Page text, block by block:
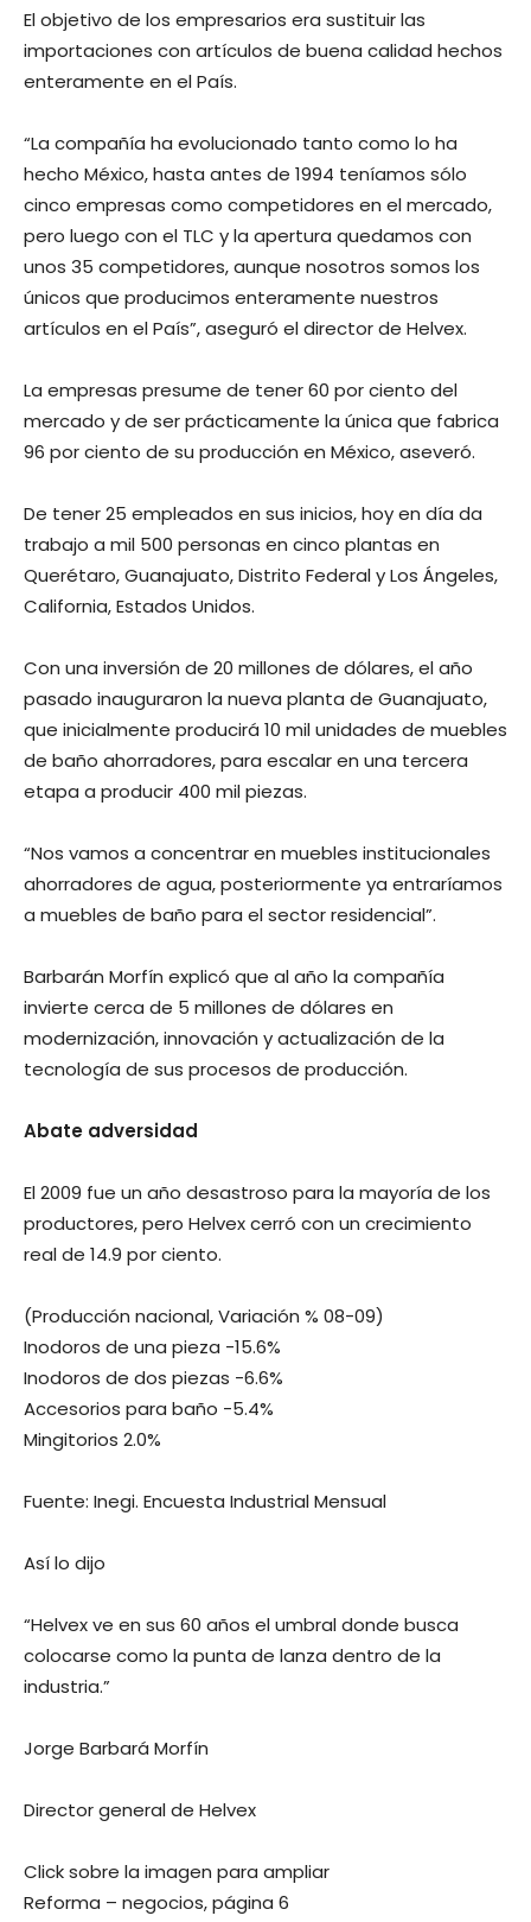
El objetivo de los empresarios era sustituir las
importaciones con artículos de buena calidad hechos
enteramente en el País.
“La compañía ha evolucionado tanto como lo ha
hecho México, hasta antes de 1994 teníamos sólo
cinco empresas como competidores en el mercado,
pero luego con el TLC y la apertura quedamos con
unos 35 competidores, aunque nosotros somos los
únicos que producimos enteramente nuestros
artículos en el País”, aseguró el director de Helvex.
La empresas presume de tener 60 por ciento del
mercado y de ser prácticamente la única que fabrica
96 por ciento de su producción en México, aseveró.
De tener 25 empleados en sus inicios, hoy en día da
trabajo a mil 500 personas en cinco plantas en
Querétaro, Guanajuato, Distrito Federal y Los Ángeles,
California, Estados Unidos.
Con una inversión de 20 millones de dólares, el año
pasado inauguraron la nueva planta de Guanajuato,
que inicialmente producirá 10 mil unidades de muebles
de baño ahorradores, para escalar en una tercera
etapa a producir 400 mil piezas.
“Nos vamos a concentrar en muebles institucionales
ahorradores de agua, posteriormente ya entraríamos
a muebles de baño para el sector residencial”.
Barbarán Morfín explicó que al año la compañía
invierte cerca de 5 millones de dólares en
modernización, innovación y actualización de la
tecnología de sus procesos de producción.
Abate adversidad
El 2009 fue un año desastroso para la mayoría de los
productores, pero Helvex cerró con un crecimiento
real de 14.9 por ciento.
(Producción nacional, Variación % 08-09)
Inodoros de una pieza -15.6%
Inodoros de dos piezas -6.6%
Accesorios para baño -5.4%
Mingitorios 2.0%
Fuente: Inegi. Encuesta Industrial Mensual
Así lo dijo
“Helvex ve en sus 60 años el umbral donde busca
colocarse como la punta de lanza dentro de la
industria.”
Jorge Barbará Morfín
Director general de Helvex
Click sobre la imagen para ampliar
Reforma – negocios, página 6